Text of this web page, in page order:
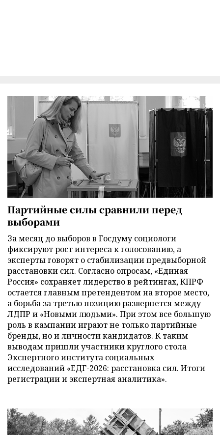
Партийные силы сравнили перед
выборами
За месяц до выборов в Госдуму социологи
фиксируют рост интереса к голосованию, а
эксперты говорят о стабилизации предвыборной
расстановки сил. Согласно опросам, «Единая
Россия» сохраняет лидерство в рейтингах, КПРФ
остается главным претендентом на второе место,
а борьба за третью позицию развернется между
ЛДПР и «Новыми людьми». При этом все большую
роль в кампании играют не только партийные
бренды, но и личности кандидатов. К таким
выводам пришли участники круглого стола
Экспертного института социальных
исследований «ЕДГ-2026: расстановка сил. Итоги
регистрации и экспертная аналитика».